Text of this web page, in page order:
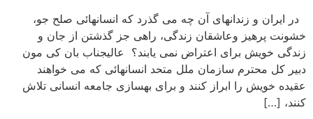
در ايران و زندانهای آن چه می گذرد که انسانهائی صلح جو،
خشونت پرهيز وعاشقان زندگی، راهی جز گذشتن از جان و
زندگی خويش برای اعتراض نمی يابند؟ عاليجناب بان کی مون
دبير کل محترم سازمان ملل متحد انسانهائی که می خواهند
عقيده خويش را ابراز کنند و برای بهسازی جامعه انسانی تلاش
کنند، […]